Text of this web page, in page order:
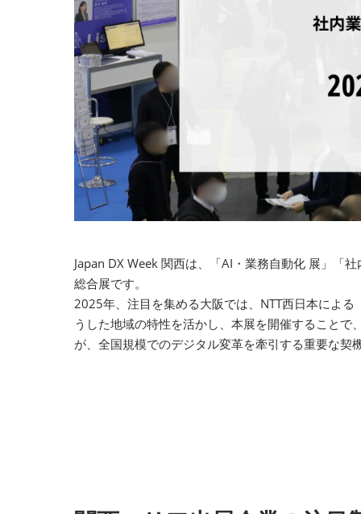
Japan DX Week 関西は、「AI・業務自動化 展」「
総合展です。
2025年、注目を集める大阪では、NTT西日本によ
うした地域の特性を活かし、本展を開催すること
が、全国規模でのデジタル変革を牽引する重要な契